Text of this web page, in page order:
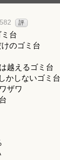
評
台
のゴミ台
越えるゴミ台
かしないゴミ台
ザワ